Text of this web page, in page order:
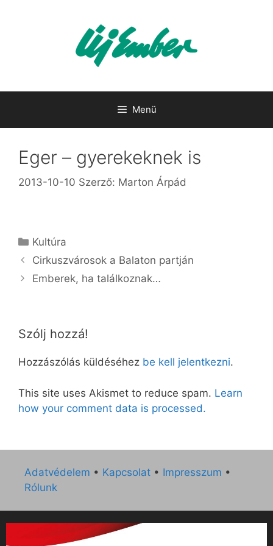
Menü
Eger – gyerekeknek is
2013-10-10 Szerző: Marton Árpád
Kategória
Kultúra
Cirkuszvárosok a Balaton partján
Emberek, ha találkoznak…
Szólj hozzá!
Hozzászólás küldéséhez be kell jelentkezni.
This site uses Akismet to reduce spam. Learn
how your comment data is processed.
Adatvédelem • Kapcsolat • Impresszum •
Rólunk